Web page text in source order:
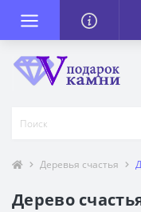
Деревья счастья
Дерево